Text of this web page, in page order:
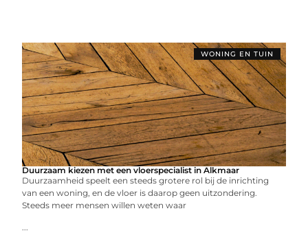
WONING EN TUIN
Duurzaam kiezen met een vloerspecialist in Alkmaar
Duurzaamheid speelt een steeds grotere rol bij de inrichting
van een woning, en de vloer is daarop geen uitzondering.
Steeds meer mensen willen weten waar
...